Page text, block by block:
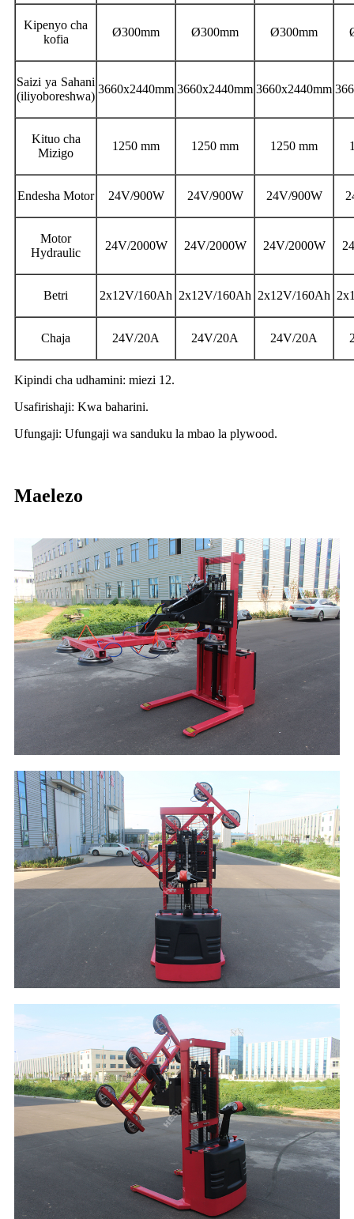
Kipenyo cha
kofia
Ø300mm Ø300mm Ø300mm
Saizi ya Sahani
(iliyoboreshwa)
3660x2440mm 3660x2440mm 3660x2440mm
Kituo cha
Mizigo
1250 mm 1250 mm 1250 mm
Endesha Motor 24V/900W 24V/900W 24V/900W
Motor
Hydraulic
24V/2000W 24V/2000W 24V/2000W
Betri 2x12V/160Ah 2x12V/160Ah 2x12V/160Ah
Chaja 24V/20A 24V/20A 24V/20A
Kipindi cha udhamini: miezi 12.
Usafirishaji: Kwa baharini.
Ufungaji: Ufungaji wa sanduku la mbao la plywood.
Maelezo